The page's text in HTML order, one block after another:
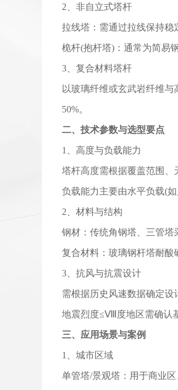
2、非自立式塔杆
拉线塔：需通过拉线保持稳
桅杆(抱杆塔)：通常为简易
3、复合材料塔杆
以玻璃纤维或玄武岩纤维
50%。
二、技术参数与选型要点
1、高度与负载能力
塔杆高度需根据覆盖范围、
负载能力主要由水平负载(
2、材料与结构
钢材：传统角钢塔、三管塔
复合材料：玻璃钢杆塔耐酸
3、抗风与抗震设计
需根据历史风速数据确定设
地震烈度≤Ⅷ度地区需确认
三、应用场景与案例
1、城市区域
单管塔/景观塔：用于商业